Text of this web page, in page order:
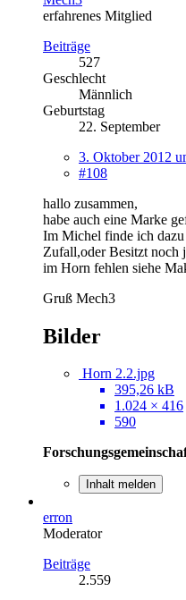
erfahrenes Mitglied
Beiträge
527
Geschlecht
Männlich
Geburtstag
22. September
3. Oktober 2012
#108
hallo zusammen,
habe auch eine Marke
Im Michel finde ich
Zufall,oder Besitzt noch
im Horn fehlen siehe
Gruß Mech3
Bilder
Horn 2.2.jpg
395,26 kB
1.024 × 416
590
Inhalt melden
erron
Moderator
Beiträge
2.559